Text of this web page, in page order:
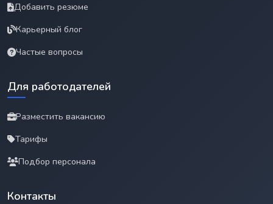
Добавить резюме
Карьерный блог
Частые вопросы
Для работодателей
Разместить вакансию
Тарифы
Подбор персонала
Контакты